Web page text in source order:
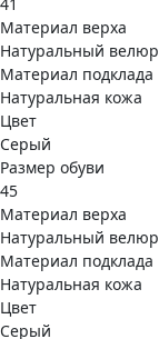
Материал верха
Натуральный велюр
Материал подклада
Натуральная кожа
Цвет
Серый
Размер обуви
45
Материал верха
Натуральный велюр
Материал подклада
Натуральная кожа
Цвет
Серый